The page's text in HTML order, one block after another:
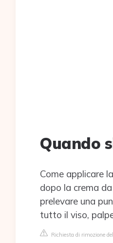
Quando
Come applicare
dopo la crema
prelevare una
tutto il viso,
Richiesta di rimozione